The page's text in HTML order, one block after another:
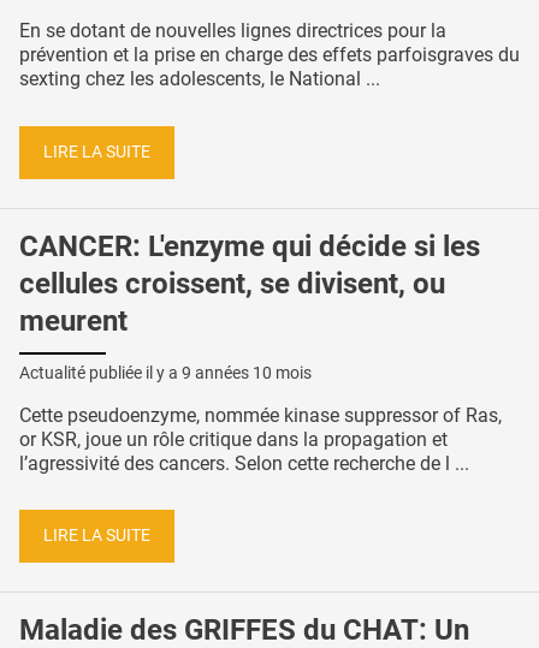
En se dotant de nouvelles lignes directrices pour la
prévention et la prise en charge des effets parfoisgraves du
sexting chez les adolescents, le National ...
LIRE LA SUITE
CANCER: L'enzyme qui décide si les
cellules croissent, se divisent, ou
meurent
Actualité publiée il y a 9 années 10 mois
Cette pseudoenzyme, nommée kinase suppressor of Ras,
or KSR, joue un rôle critique dans la propagation et
l’agressivité des cancers. Selon cette recherche de l ...
LIRE LA SUITE
Maladie des GRIFFES du CHAT: Un